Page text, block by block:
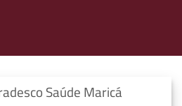
Saúde Maricá